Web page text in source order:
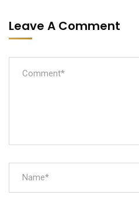
Leave A Comment